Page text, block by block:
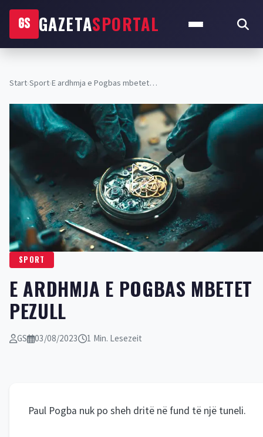
GS GAZETASPORTAL
Start›Sport›E ardhmja e Pogbas mbetet…
SPORT
E ARDHMJA E POGBAS MBETET
PEZULL
GS 03/08/2023 1 Min. Lesezeit
Paul Pogba nuk po sheh dritë në fund të një tuneli.